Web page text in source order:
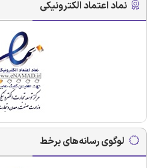
نماد اعتماد الکترونیکی
لوگوی رسانه‌های برخط